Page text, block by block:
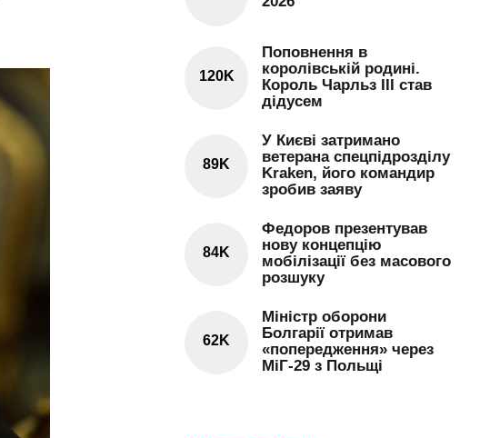
120K
Поповнення в
королівській родині.
Король Чарльз III став
дідусем
89K
У Києві затримано
ветерана спецпідрозділу
Kraken, його командир
зробив заяву
84K
Федоров презентував
нову концепцію
мобілізації без масового
розшуку
62K
Міністр оборони
Болгарії отримав
«попередження» через
МіГ-29 з Польщі